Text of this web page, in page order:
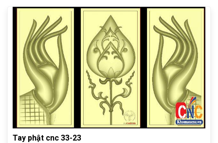
Tay phật cnc 33-23